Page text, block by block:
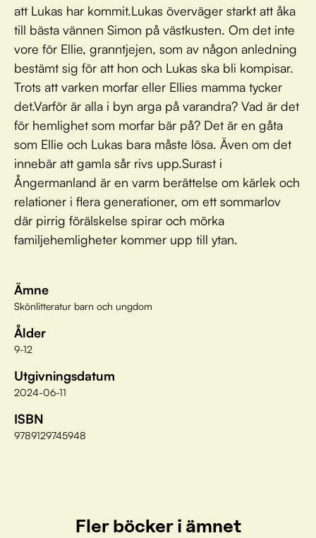
att Lukas har kommit.Lukas överväger starkt att åka
till bästa vännen Simon på västkusten. Om det inte
vore för Ellie, granntjejen, som av någon anledning
bestämt sig för att hon och Lukas ska bli kompisar.
Trots att varken morfar eller Ellies mamma tycker
det.Varför är alla i byn arga på varandra? Vad är det
för hemlighet som morfar bär på? Det är en gåta
som Ellie och Lukas bara måste lösa. Även om det
innebär att gamla sår rivs upp.Surast i
Ångermanland är en varm berättelse om kärlek och
relationer i flera generationer, om ett sommarlov
där pirrig förälskelse spirar och mörka
familjehemligheter kommer upp till ytan.
Ämne
Skönlitteratur barn och ungdom
Ålder
9-12
Utgivningsdatum
2024-06-11
ISBN
9789129745948
Fler böcker i ämnet